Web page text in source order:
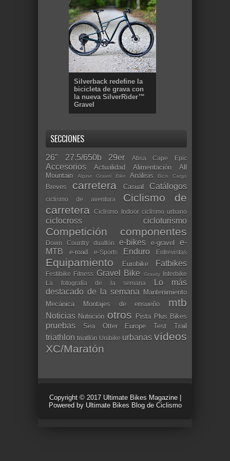
Silverback redefine la
bicicleta de grava con
la nueva SilverRider™
Gravel
SECCIONES
26" 27.5/650b 29er Absa Cape Epic
Accesorios Actualidad Alimentación
All
Mountain
Alpine Gravel Bike Análisis Bicis Cargo
Breves carretera Casual Catálogos
ciclismo de aventura
Ciclismo de
carretera
Ciclismo Indoor ciclismo urbano
ciclocross cicloturismo
Competición componentes
Down Country duatlón e-bikes e-gravel
e-
MTB
e-road e-Sports Enduro Entrevistas
Equipamiento Eurobike Fatbikes
Festibike Fitness Gravel Bike Gravity Interbike
La fotografía de la semana
Lo más
destacado de la semana
Mantenimiento
Mecánica
Montajes de ensueño mtb
Noticias Nutrición otros Pista Plus Bikes
pruebas Sea Otter Europe Test Trail
triathlon triatlón Unibike urbanas vídeos
XC/Maratón
Copyright © 2017 Ultimate Bikes Magazine|
Powered by Ultimate Bikes Blog de Ciclismo